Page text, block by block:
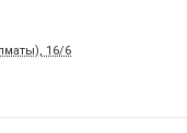
16/6